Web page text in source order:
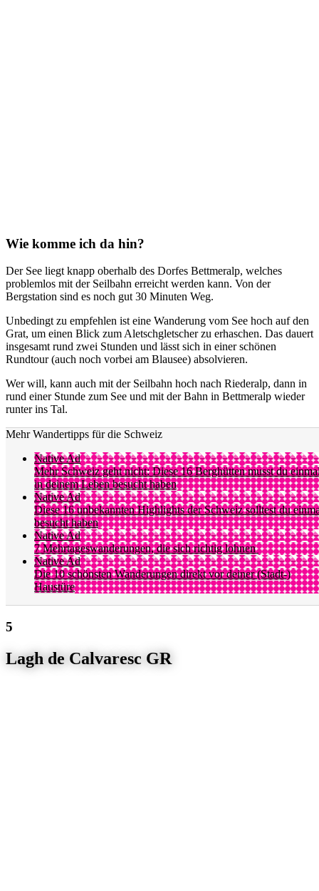
Wie komme ich da hin?
Der See liegt knapp oberhalb des Dorfes Bettmeralp, welches
problemlos mit der Seilbahn erreicht werden kann. Von der
Bergstation sind es noch gut 30 Minuten Weg.
Unbedingt zu empfehlen ist eine Wanderung vom See hoch auf den
Grat, um einen Blick zum Aletschgletscher zu erhaschen. Das dauert
insgesamt rund zwei Stunden und lässt sich in einer schönen
Rundtour (auch noch vorbei am Blausee) absolvieren.
Wer will, kann auch mit der Seilbahn hoch nach Riederalp, dann in
rund einer Stunde zum See und mit der Bahn in Bettmeralp wieder
runter ins Tal.
Mehr Wandertipps für die Schweiz
Native Ad
Mehr Schweiz geht nicht: Diese 16 Berghütten musst du
in deinem Leben besucht haben
Native Ad
Diese 16 unbekannten Highlights der Schweiz solltest du
besucht haben
Native Ad
7 Mehrtageswanderungen, die sich richtig lohnen
Native Ad
Die 10 schönsten Wanderungen direkt vor deiner (Stadt-)
Haustüre
Lagh de Calvaresc GR